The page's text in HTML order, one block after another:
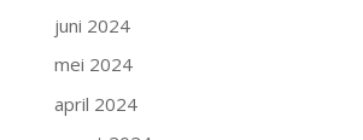
juni 2024
mei 2024
april 2024